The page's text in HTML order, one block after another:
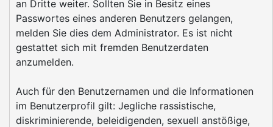
an Dritte weiter. Sollten Sie in Besitz eines
Passwortes eines anderen Benutzers gelangen,
melden Sie dies dem Administrator. Es ist nicht
gestattet sich mit fremden Benutzerdaten
anzumelden.
Auch für den Benutzernamen und die Informationen
im Benutzerprofil gilt: Jegliche rassistische,
diskriminierende, beleidigenden, sexuell anstößige,